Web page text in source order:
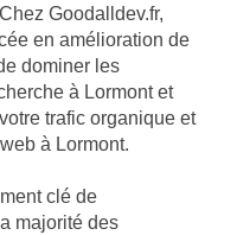
Goodalldev.fr,
en amélioration de
dominer les
à Lormont et
trafic organique et
à Lormont.
clé de
majorité des